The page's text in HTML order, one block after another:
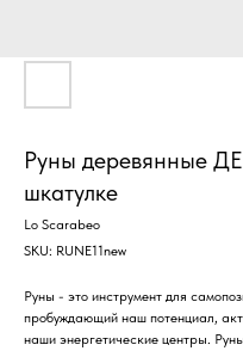
Руны деревянные
шкатулке
Lo Scarabeo
SKU: RUNE11new
Руны - это инструмент для
пробуждающий наш потенциал,
наши энергетические центры.